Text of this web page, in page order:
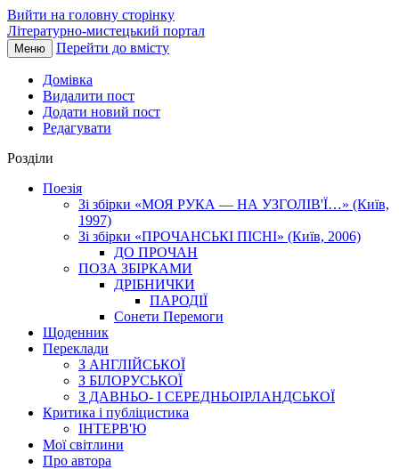
Вийти на головну сторінку
Літературно-мистецький портал
Меню Перейти до вмісту
Домівка
Видалити пост
Додати новий пост
Редагувати
Розділи
Поезія
Зі збірки «МОЯ РУКА — НА УЗГОЛІВ'Ї…» (Київ,
1997)
Зі збірки «ПРОЧАНСЬКІ ПІСНІ» (Київ, 2006)
ДО ПРОЧАН
ПОЗА ЗБІРКАМИ
ДРІБНИЧКИ
ПАРОДІЇ
Сонети Перемоги
Щоденник
Переклади
З АНГЛІЙСЬКОЇ
З БІЛОРУСЬКОЇ
З ДАВНЬО- І СЕРЕДНЬОІРЛАНДСЬКОЇ
Критика і публіцистика
ІНТЕРВ'Ю
Мої світлини
Про автора